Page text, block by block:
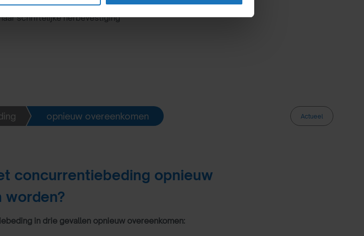
zwaarder gaat tellen.
schriftelijke herbevestiging
opnieuw overeenkomen Actueel
concurrentiebeding opnieuw
worden?
in drie gevallen opnieuw overeenkomen: